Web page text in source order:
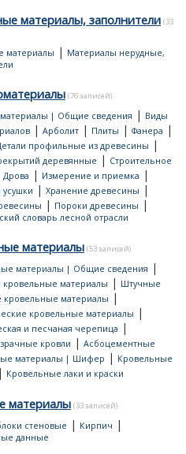
материалы, заполнители (33
материалы | Материалы нерудные,
(76 записей)
| Общие сведения | Виды
| Арболит| Плиты | Фанера |
профильные из древесины |
деревянные | Строительное
Дрова | Измерение и приемка |
| Хранение древесины |
| Пороки древесины |
словарь лесной отрасли
материалы (53 записей)
материалы | Общие сведения |
кровельные материалы | Штучные
кровельные материалы |
кровельные материалы |
и песчаная черепица |
кровли | Асбоцементные
материалы | Шифер | Кровельные
| Кровельные лаки и краски
материалы (33 записей)
стеновые | Кирпич |
данные